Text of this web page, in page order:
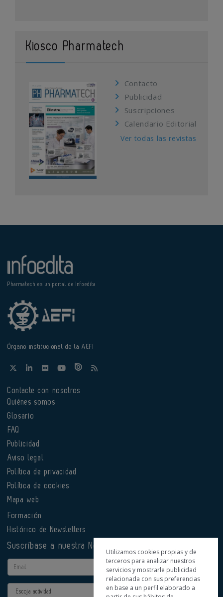
Kiosco Pharmatech
Contacto
Publicidad
Suscripciones
Calendario Editorial
Ver todas las revistas
Pharmatech es un portal de Infoedita
Órgano institucional de la AEFI
Contacte con nosotros
Quiénes somos
Glosario
FAQ
Publicidad
Aviso legal
Política de privacidad
Política de cookies
Mapa web
Formación
Histórico de Newsletters
Suscríbase a nuestra Newsletter
Email
Actividad
Utilizamos cookies propias y de
terceros para analizar nuestros
servicios y mostrarle publicidad
relacionada con sus preferencias
en base a un perfil elaborado a